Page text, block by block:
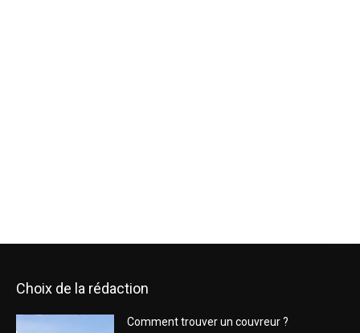
Choix de la rédaction
Comment trouver un couvreur ?